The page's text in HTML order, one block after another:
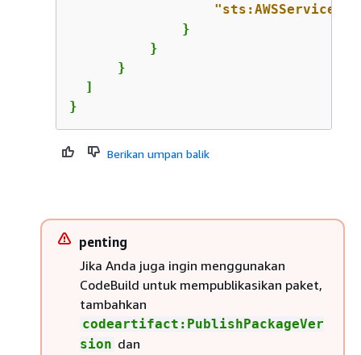
              }
          }
      }
  ]
}
Berikan umpan balik
penting
Jika Anda juga ingin menggunakan
CodeBuild untuk mempublikasikan paket,
tambahkan
codeartifact:PublishPackageVer
sion dan